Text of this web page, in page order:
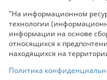
"На информационном
технологии
информации на основе
относящихся к
находящихся на
Политика